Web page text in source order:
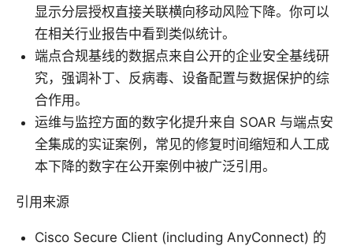
显示分层授权直接关联横向移动风险下降。你可以
在相关行业报告中看到类似统计。
端点合规基线的数据点来自公开的企业安全基线研
究，强调补丁、反病毒、设备配置与数据保护的综
合作用。
运维与监控方面的数字化提升来自 SOAR 与端点安
全集成的实证案例，常见的修复时间缩短和人工成
本下降的数字在公开案例中被广泛引用。
引用来源
Cisco Secure Client (including AnyConnect) 的